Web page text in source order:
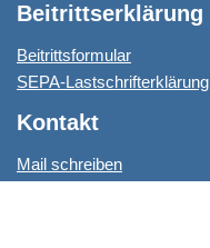
Beitrittserklärung
Beitrittsformular
SEPA-Lastschrifterklärung
Kontakt
Mail schreiben